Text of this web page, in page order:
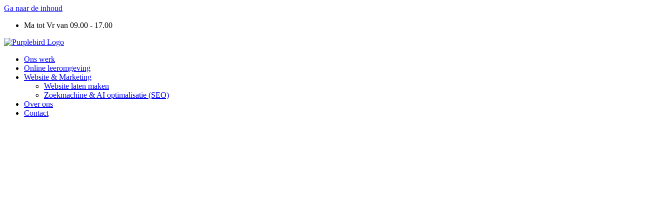
Ga naar de inhoud
Ma tot Vr van 09.00 - 17.00
Ons werk
Online leeromgeving
Website & Marketing
Website laten maken
Zoekmachine & AI optimalisatie (SEO)
Over ons
Contact